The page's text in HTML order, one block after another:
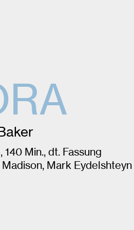
140 Min., dt. Fassung
Mark Eydelshteyn